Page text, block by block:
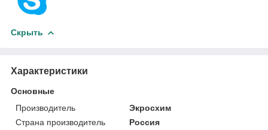
Скрыть
Характеристики
Основные
Производитель
Экросхим
Страна производитель
Россия